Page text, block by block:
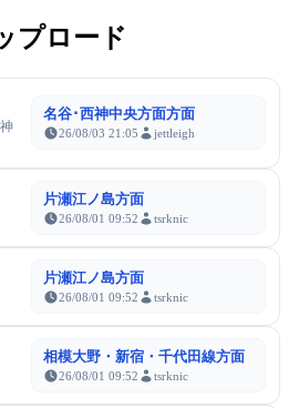
プロード
名谷･西神中央方面方面
26/08/03 21:05 jettleigh
片瀬江ノ島方面
26/08/01 09:52 tsrknic
片瀬江ノ島方面
26/08/01 09:52 tsrknic
相模大野・新宿・千代田線方面
26/08/01 09:52 tsrknic